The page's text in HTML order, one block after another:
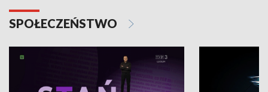
SPOŁECZEŃSTWO